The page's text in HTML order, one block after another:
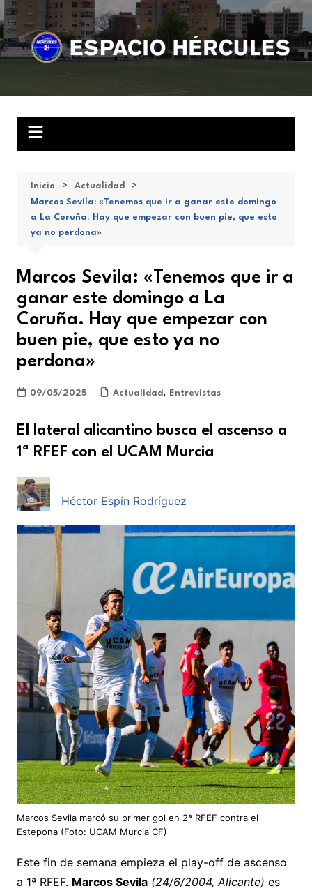
Saltar
al
contenido
Inicio
Actualidad
Marcos Sevila: «Tenemos que ir a ganar este domingo
a La Coruña. Hay que empezar con buen pie, que esto
ya no perdona»
Marcos Sevila: «Tenemos que ir a
ganar este domingo a La
Coruña. Hay que empezar con
buen pie, que esto ya no
perdona»
09/05/2025 Actualidad , Entrevistas
El lateral alicantino busca el ascenso a
1ª RFEF con el UCAM Murcia
Héctor Espín Rodríguez
Marcos Sevila marcó su primer gol en 2ª RFEF contra el
Estepona (Foto: UCAM Murcia CF)
Este fin de semana empieza el play-off de ascenso
a 1ª RFEF. Marcos Sevila (24/6/2004, Alicante) es